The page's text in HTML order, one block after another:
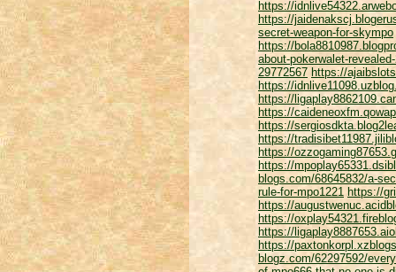
https://
https://
secret-weapon-for-skympo
https://
about-pokerwalet-
29772567 https://
https://
https://
https://
https://
https://
https://
https://
blogs.com/68645832/a-
rule-for-mpo1221 https://
https://
https://
https://
https://
blogz.com/62297592/